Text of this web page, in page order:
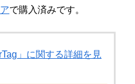
で購入済みです。
」に関する詳細を見